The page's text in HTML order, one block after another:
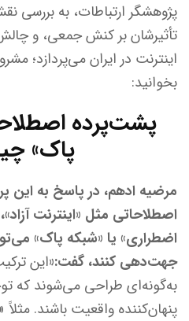
پژوهشگر ارتباطات، به بررسی
تأثیرشان بر کنش جمعی، و
اینترنت در ایران می‌پردازد؛
بخوانید:
پشت‌پرده
پاک»
مرضیه ادهم، در پاسخ به این
اصطلاحاتی مثل «اینترنت
اضطراری» یا «شبکه پاک»
جهت‌دهی کنند، گفت:«این
به‌گونه‌ای طراحی می‌شوند که
پنهان‌کننده واقعیت باشند.